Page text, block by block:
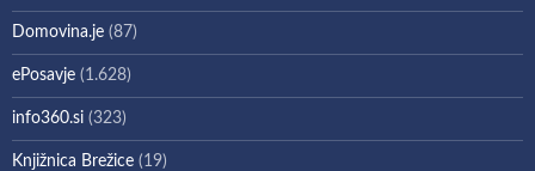
Domovina.je (87)
ePosavje (1.628)
info360.si (323)
Knjižnica Brežice (19)